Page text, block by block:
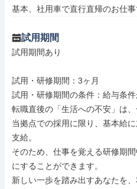
基本、社用車で直行直帰のお仕事
試用期間
試用期間あり
試用・研修期間：3ヶ月
試用・研修期間の条件：給与条
転職直後の「生活への不安」は
当拠点での採用に限り、基本給
支給。
そのため、仕事を覚える研修期
にすることができます。
新しい一歩を踏み出すあなたを